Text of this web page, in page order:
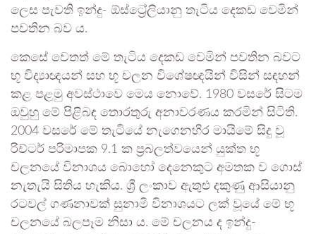
ලෙස පැවති ඉන්දු- ඕස්ට්‍රේලියානු තැටිය දෙකඩ වෙමින්
පවතින බව ය.
කෙසේ වෙතත් මේ තැටිය දෙකඩ වෙමින් පවතින බවට
භූ විද්‍යාඥයන් සහ භූ චලන විශේෂඥයින් විසින් සඳහන්
කළ පළමු අවස්ථාවෙ මෙය නොවේ. 1980 වසරේ සිටම
ඔවුහු මේ පිළිබඳ තොරතුරු අනාවරණය කරමින් සිටිති.
2004 වසරේ මේ තැටියේ නැගෙනහිර මායිමේ සිදු වූ
රිච්ටර් පරිමාපක 9.1 ක ප්‍රබලත්වයෙන් යුක්ත භූ
චලනයේ විනාශය බොහෝ දෙනෙකුට අමතක ව ගොස්
නැතැයි සිතිය හැකිය. ශ්‍රී ලංකාව ඇතුළු දකුණු ආසියානු
රටවල් ගණනාවක් සුනාමි විනාශයට ලක් වූයේ මේ භූ
චලනයේ බලපෑම නිසා ය. මේ චලනය ද ඉන්දු-